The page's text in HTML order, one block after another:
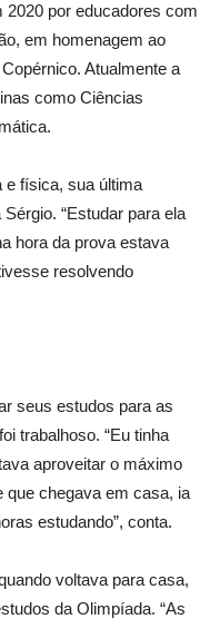
2020 por educadores com
em homenagem ao
Atualmente a
como Ciências
e física, sua última
“Estudar para ela
hora da prova estava
resolvendo
seus estudos para as
trabalhoso. “Eu tinha
aproveitar o máximo
que chegava em casa, ia
estudando”, conta.
voltava para casa,
da Olimpíada. “As